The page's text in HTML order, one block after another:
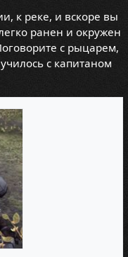
к реке, и вскоре вы
ранен и окружен
с рыцарем,
с капитаном